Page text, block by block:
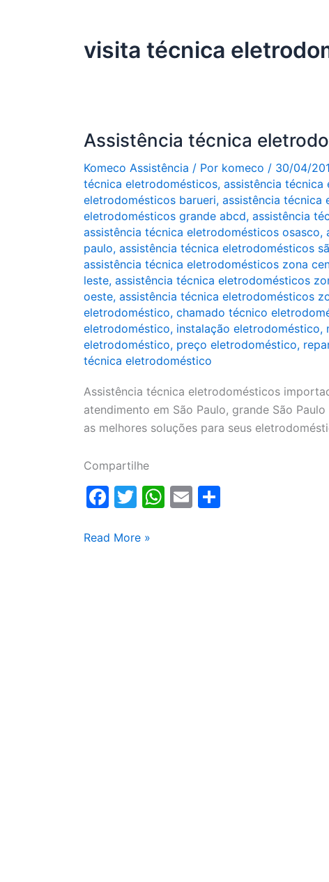
visita técnica
Assistência técnica
Komeco Assistência / Por komeco / 30/04/
técnica eletrodomésticos, assistência
eletrodomésticos barueri, assistência técnica
eletrodomésticos grande abcd, assistência
assistência técnica eletrodomésticos osasco,
paulo, assistência técnica eletrodomésticos
assistência técnica eletrodomésticos zona
leste, assistência técnica eletrodomésticos
oeste, assistência técnica eletrodomésticos
eletrodoméstico, chamado técnico
eletrodoméstico, instalação eletrodoméstico,
eletrodoméstico, preço eletrodoméstico,
técnica eletrodoméstico
Assistência técnica eletrodomésticos
atendimento em São Paulo, grande São
as melhores soluções para seus
Compartilhe
F
c
T
itt
W E
Assistência
Read More »